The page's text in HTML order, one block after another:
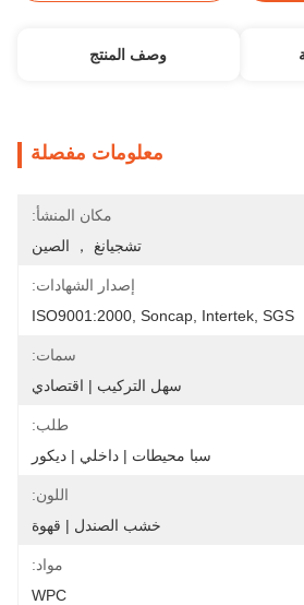
وصف المنتج
معلومات مفصلة
مكان المنشأ:
تشجيانغ ， الصين
إصدار الشهادات:
ISO9001:2000, Soncap, Intertek, SGS
سمات:
سهل التركيب | اقتصادي
طلب:
سبا محيطات | داخلي | ديكور
اللون:
خشب الصندل | قهوة
مواد:
WPC